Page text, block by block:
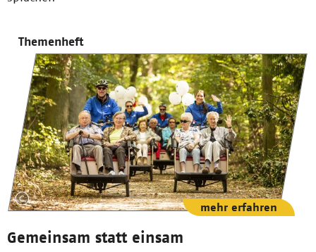
Themenheft
Gemeinsam statt einsam
mehr erfahren